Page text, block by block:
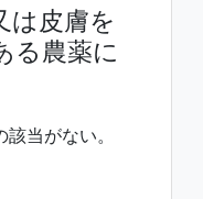
は皮膚を
る農薬に
当がない。